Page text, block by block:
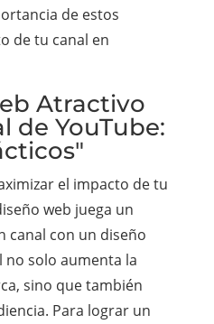
de estos
de tu canal en
Atractivo
de YouTube:
el impacto de tu
web juega un
canal con un diseño
solo aumenta la
sino que también
Para lograr un